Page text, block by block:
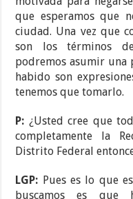
que esperamos que
ciudad. Una vez que
son los términos
podremos asumir una
habido son
tenemos que tomarlo.
P: ¿Usted cree que
completamente la
Distrito Federal
LGP: Pues es lo que
buscamos es que